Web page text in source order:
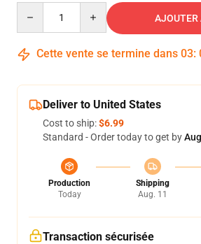
AJOUTER
Cette vente se termine dans 03:
Deliver to United States
Cost to ship:$6.99
Standard - Order today to get by
Production
Today
Shipping
Aug. 11
Transaction sécurisée